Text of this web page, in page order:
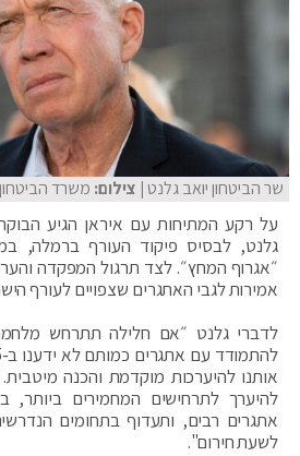
שר הביטחון יואב גלנט| צילום: משרד הביטחון
על רקע המתיחות עם איראן הגיע
גלנט, לבסיס פיקוד העורף ברמלה,
״אגרוף המחץ״. לצד תרגול המפקדה
אמירות לגבי האתגרים שצפויים לעורף
לדברי גלנט ״אם חלילה תתרחש
אותנו להיערכות מוקדמת והכנה
להיערך לתרחישים המחמירים
אתגרים רבים, ותעדוף בתחומים
לשעת חירום".